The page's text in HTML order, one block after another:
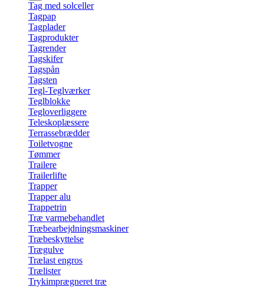
Tag med solceller
Tagpap
Tagplader
Tagprodukter
Tagrender
Tagskifer
Tagspån
Tagsten
Tegl-Teglværker
Teglblokke
Tegloverliggere
Teleskoplæssere
Terrassebrædder
Toiletvogne
Tømmer
Trailere
Trailerlifte
Trapper
Trapper alu
Trappetrin
Træ varmebehandlet
Træbearbejdningsmaskiner
Træbeskyttelse
Trægulve
Trælast engros
Trælister
Trykimprægneret træ